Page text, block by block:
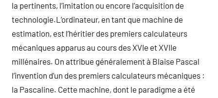
la pertinents, l’imitation ou encore l’acquisition de
technologie.L’ordinateur, en tant que machine de
estimation, est l’héritier des premiers calculateurs
mécaniques apparus au cours des XVIe et XVIIe
millénaires. On attribue généralement à Blaise Pascal
l’invention d’un des premiers calculateurs mécaniques :
la Pascaline. Cette machine, dont le paradigme a été